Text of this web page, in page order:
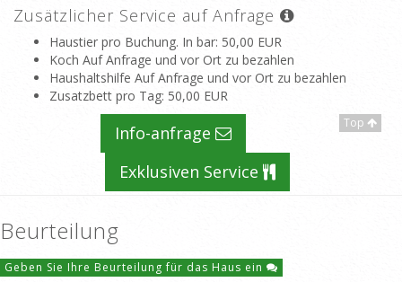
Zusätzlicher Service auf Anfrage
Haustier pro Buchung. In bar: 50,00 EUR
Koch Auf Anfrage und vor Ort zu bezahlen
Haushaltshilfe Auf Anfrage und vor Ort zu bezahlen
Zusatzbett pro Tag: 50,00 EUR
Top
Info-anfrage
Exklusiven Service
Beurteilung
Geben Sie Ihre Beurteilung für das Haus ein